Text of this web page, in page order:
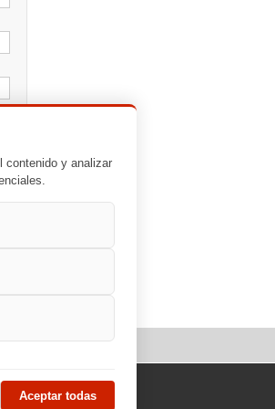
contenido y analizar
Aceptar todas